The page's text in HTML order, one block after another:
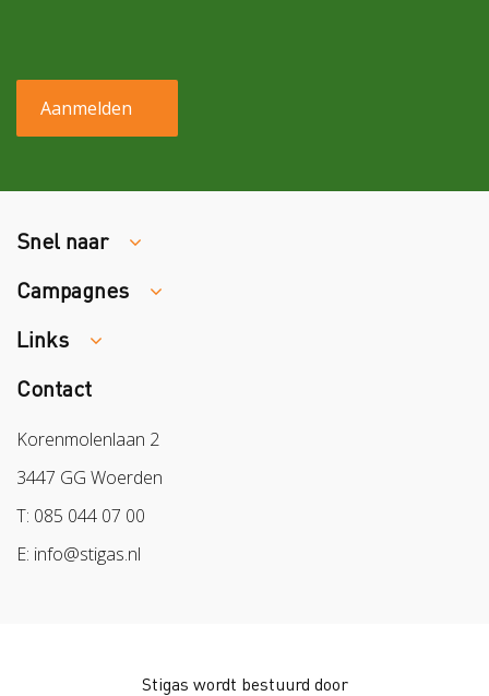
Snel naar
Traumaopvang
Melden van een arbeidsongeval
Campagnes
Week van de Teek
Veilig vrijwilligerswerk in het groen
Werken aan morgen
Links
Colland
Sazas
BPL
Arbeidsmarkt
Contact
Korenmolenlaan 2
3447 GG Woerden
T: 085 044 07 00
E: info@stigas.nl
Stigas wordt bestuurd door